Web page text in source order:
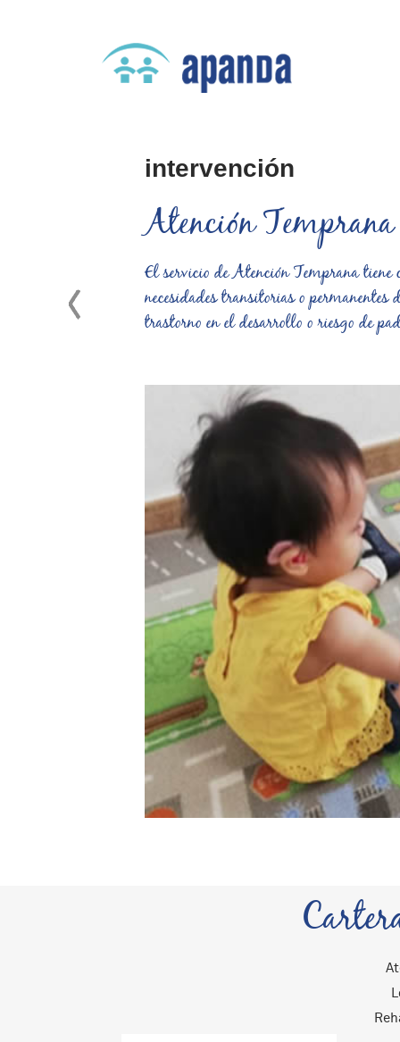
intervención
Atención Temprana
El servicio de Atención Temprana
necesidades transitorias o
trastorno en el desarrollo o riesgo de